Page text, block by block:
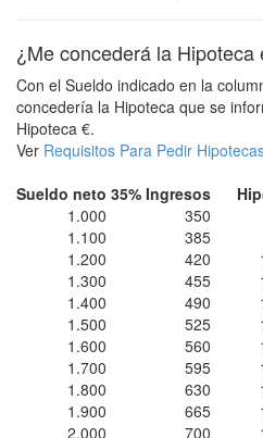
¿Me concederá la Hipoteca
Con el Sueldo indicado en la
concedería la Hipoteca que se
Hipoteca €.
Ver Requisitos Para Pedir
Sueldo neto 35% Ingresos
1.000
350
1.100
385
1.200
420
1.300
455
1.400
490
1.500
525
1.600
560
1.700
595
1.800
630
1.900
665
2.000
700